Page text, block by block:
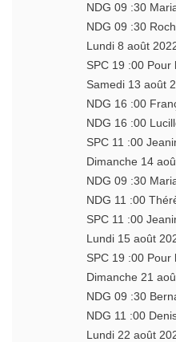
NDG 09 :30
NDG 09 :30
Lundi 8
SPC 19 :00
Samedi 13
NDG 16 :00
NDG 16 :00
SPC 11 :00
Dimanche
NDG 09 :30
NDG 11 :00
SPC 11 :00
Lundi 15 août
SPC 19 :00
Dimanche
NDG 09 :30
NDG 11 :00
Lundi 22